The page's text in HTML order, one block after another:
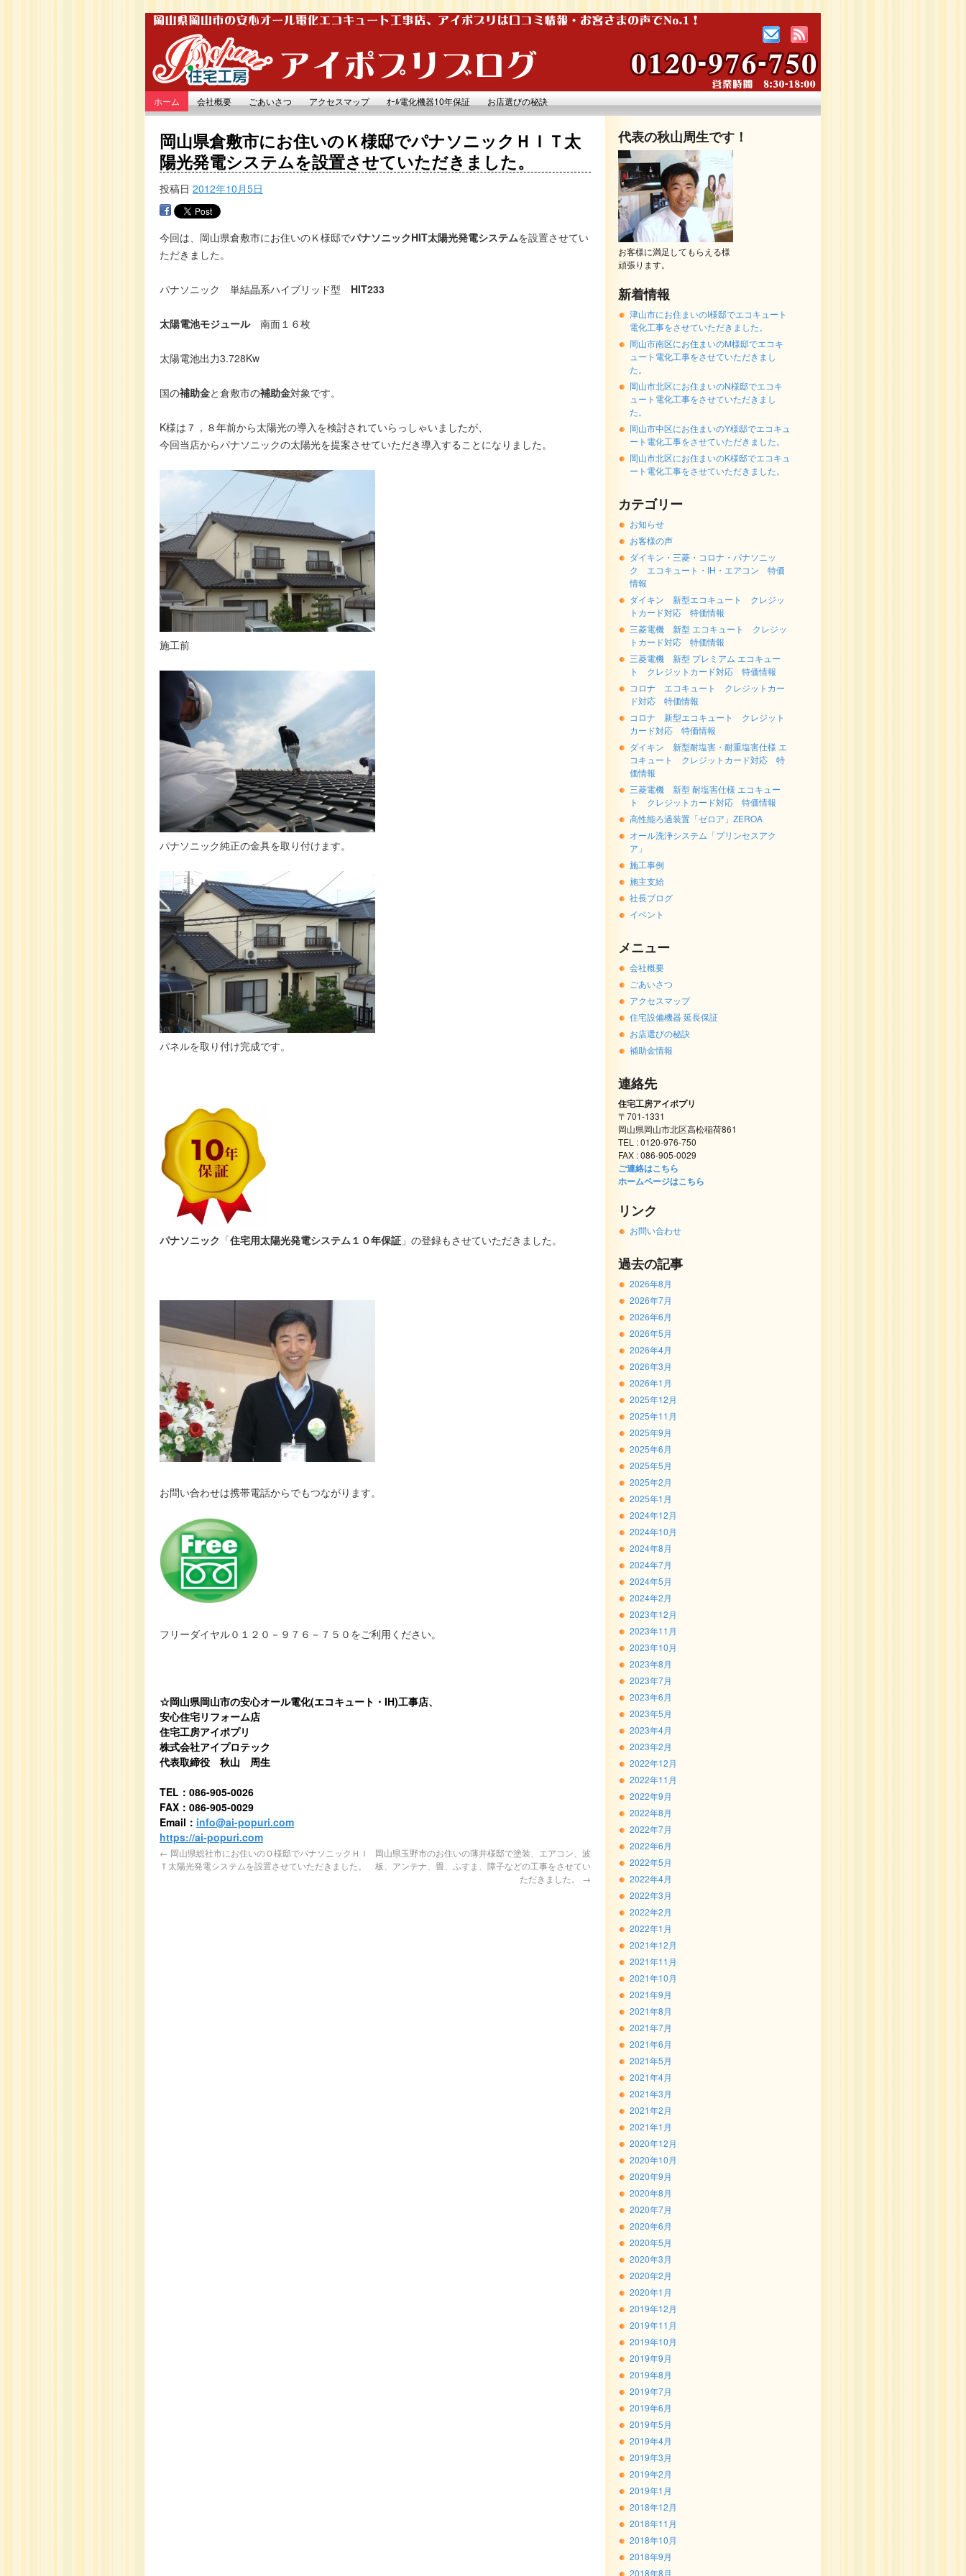
ホーム 会社概要 ごあいさつ アクセスマップ ｵｰﾙ電化機器10年保証 お店選びの秘訣
岡山県倉敷市にお住いのＫ様邸でパナソニックＨＩＴ太
陽光発電システムを設置させていただきました。
投稿日 2012年10月5日
今回は、岡山県倉敷市にお住いのＫ様邸でパナソニックHIT太陽光発電システムを設置させてい
ただきました。
パナソニック 単結晶系ハイブリッド型 HIT233
太陽電池モジュール 南面１６枚
太陽電池出力3.728Kw
国の補助金と倉敷市の補助金対象です。
K様は７，８年前から太陽光の導入を検討されていらっしゃいましたが、
今回当店からパナソニックの太陽光を提案させていただき導入することになりました。
施工前
パナソニック純正の金具を取り付けます。
パネルを取り付け完成です。
パナソニック 「住宅用太陽光発電システム１０年保証 」の登録もさせていただきました。
お問い合わせは携帯電話からでもつながります。
フリーダイヤル０１２０－９７６－７５０をご利用ください。
☆岡山県岡山市の安心オール電化(エコキュート・IH)工事店、
安心住宅リフォーム店
住宅工房アイポプリ
株式会社アイプロテック
代表取締役 秋山 周生
TEL：086-905-0026
FAX：086-905-0029
Email： info@ai-popuri.com
https://ai-popuri.com
← 岡山県総社市にお住いのＯ様邸でパナソニックＨＩ
Ｔ太陽光発電システムを設置させていただきました。
岡山県玉野市のお住いの薄井様邸で塗装、エアコン、波
板、アンテナ、畳、ふすま、障子などの工事をさせてい
ただきました。 →
代表の秋山周生です！
お客様に満足してもらえる様
頑張ります。
新着情報
津山市にお住まいのI様邸でエコキュート
電化工事をさせていただきました。
岡山市南区にお住まいのM様邸でエコキ
ュート電化工事をさせていただきまし
た。
岡山市北区にお住まいのN様邸でエコキ
ュート電化工事をさせていただきまし
た。
岡山市中区にお住まいのY様邸でエコキュ
ート電化工事をさせていただきました。
岡山市北区にお住まいのK様邸でエコキュ
ート電化工事をさせていただきました。
カテゴリー
お知らせ
お客様の声
ダイキン・三菱・コロナ・パナソニッ
ク エコキュート・IH・エアコン 特価
情報
ダイキン 新型エコキュート クレジッ
トカード対応 特価情報
三菱電機 新型 エコキュート クレジッ
トカード対応 特価情報
三菱電機 新型 プレミアム エコキュー
ト クレジットカード対応 特価情報
コロナ エコキュート クレジットカー
ド対応 特価情報
コロナ 新型エコキュート クレジット
カード対応 特価情報
ダイキン 新型耐塩害・耐重塩害仕様 エ
コキュート クレジットカード対応 特
価情報
三菱電機 新型 耐塩害仕様 エコキュー
ト クレジットカード対応 特価情報
高性能ろ過装置「ゼロア」ZEROA
オール洗浄システム「プリンセスアク
ア」
施工事例
施主支給
社長ブログ
イベント
メニュー
会社概要
ごあいさつ
アクセスマップ
住宅設備機器 延長保証
お店選びの秘訣
補助金情報
連絡先
住宅工房アイポプリ
〒701-1331
岡山県岡山市北区高松稲荷861
TEL : 0120-976-750
FAX : 086-905-0029
ご連絡はこちら
ホームページはこちら
リンク
お問い合わせ
過去の記事
2026年8月
2026年7月
2026年6月
2026年5月
2026年4月
2026年3月
2026年1月
2025年12月
2025年11月
2025年9月
2025年6月
2025年5月
2025年2月
2025年1月
2024年12月
2024年10月
2024年8月
2024年7月
2024年5月
2024年2月
2023年12月
2023年11月
2023年10月
2023年8月
2023年7月
2023年6月
2023年5月
2023年4月
2023年2月
2022年12月
2022年11月
2022年9月
2022年8月
2022年7月
2022年6月
2022年5月
2022年4月
2022年3月
2022年2月
2022年1月
2021年12月
2021年11月
2021年10月
2021年9月
2021年8月
2021年7月
2021年6月
2021年5月
2021年4月
2021年3月
2021年2月
2021年1月
2020年12月
2020年10月
2020年9月
2020年8月
2020年7月
2020年6月
2020年5月
2020年3月
2020年2月
2020年1月
2019年12月
2019年11月
2019年10月
2019年9月
2019年8月
2019年7月
2019年6月
2019年5月
2019年4月
2019年3月
2019年2月
2019年1月
2018年12月
2018年11月
2018年10月
2018年9月
2018年8月